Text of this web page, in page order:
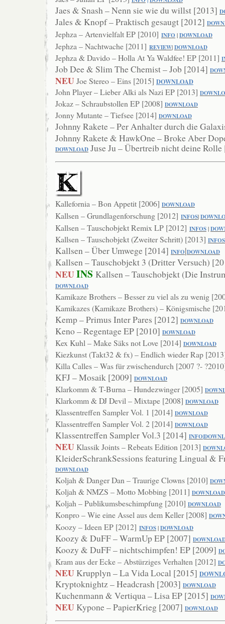
Jaes & Snash – Nenn sie wie du willst [2013]
Jales & Knopf – Praktisch gesaugt [2012]
Jephza – Artenvielfalt EP [2010] INFO |DOWNLOAD
Jephza – Nachtwache [2011] REVIEW|DOWNLOAD
Jephza & Davido – Holla At Ya Waldfee! EP [2011]
Job Dee & Slim The Chemist – Job [2014]
NEUJoe Stereo – Eins [2015] DOWNLOAD
John Player – Lieber Alki als Nazi EP [2013]
Jokaz – Schraubstollen EP [2008] DOWNLOAD
Jonny Mutante – Tiefsee [2014] DOWNLOAD
Johnny Rakete – Per Anhalter durch die
Johnny Rakete & HawkOne – Broke Aber
DOWNLOAD Juse Ju – Übertreib nicht deine
Kallefornia – Bon Appetit [2006] DOWNLOAD
Kallsen – Grundlagenforschung [2012] INFOS|
Kallsen – Tauschobjekt Remix LP [2012] INFOS|
Kallsen – Tauschobjekt (Zweiter Schritt) [2013] INFOS
Kallsen – Über Umwege [2014] INFO|DOWNLOAD
Kallsen – Tauschobjekt 3 (Dritter Versuch)
NEUINS Kallsen – Tauschobjekt (Die
DOWNLOAD
Kamikaze Brothers – Besser zu viel als zu wenig
Kamikazes (Kamikaze Brothers) – Königsmische
Kemp – Primus Inter Pares [2012] DOWNLOAD
Keno – Regentage EP [2010] DOWNLOAD
Kex Kuhl – Make Säks not Love [2014] DOWNLOAD
Kiezkunst (Takt32 & fx) – Endlich wieder Rap
Killa Calles – Was für zwischendurch [2007 ?-
KFJ – Mosaik [2009] DOWNLOAD
Klarkomm & T-Burna – Hundezwinger [2005] DOWN
Klarkomm & DJ Devil – Mixtape [2008] DOWNLOAD
Klassentreffen Sampler Vol. 1 [2014] DOWNLOAD
Klassentreffen Sampler Vol. 2 [2014] DOWNLOAD
Klassentreffen Sampler Vol.3 [2014] INFO|
NEUKlassik Joints – Rebeats Edition [2013]
KleiderSchrankSessions featuring Lingual &
DOWNLOAD
Koljah & Danger Dan – Traurige Clowns [2010]
Koljah & NMZS – Motto Mobbing [2011] DOWNLOAD
Koljah – Publikumsbeschimpfung [2010] DOWNLOAD
Konpro – Wie eine Assel aus dem Keller [2008]
Koozy – Ideen EP [2012] INFOS|DOWNLOAD
Koozy & DuFF – WarmUp EP [2007] DO
Koozy & DuFF – nichtschimpfen! EP [2009]
Kram aus der Ecke – Abstürziges Verhalten [2012]
NEU Krupplyn – La Vida Local [2015]
Kryptoknightz – Headcrash [2003] DOWNLOAD
Kuchenmann & Vertiqua – Lisa EP [2015]
NEU Kypone – PapierKrieg [2007] DOWNLOAD